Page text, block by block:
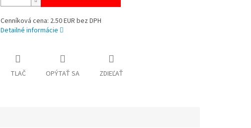
Cenníková cena: 2.50 EUR bez DPH
Detailné informácie
TLAČ OPÝTAŤ SA ZDIEĽAŤ